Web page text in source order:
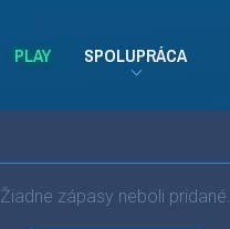
PLAY SPOLUPRÁCA
Žiadne zápasy neboli pridané.